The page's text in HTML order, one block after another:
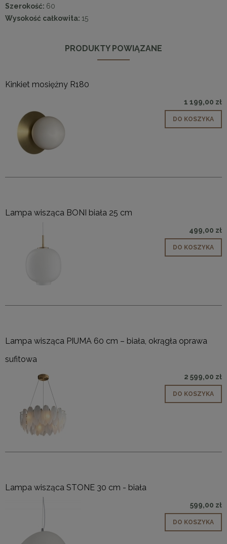
Szerokość: 60
Wysokość całkowita: 15
PRODUKTY POWIĄZANE
Kinkiet mosiężny R180
1 199,00 zł
DO KOSZYKA
Lampa wisząca BONI biała 25 cm
499,00 zł
DO KOSZYKA
Lampa wisząca PIUMA 60 cm – biała, okrągła oprawa
sufitowa
2 599,00 zł
DO KOSZYKA
Lampa wisząca STONE 30 cm - biała
599,00 zł
DO KOSZYKA